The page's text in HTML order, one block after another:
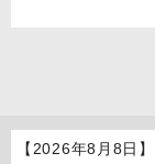
【2026年8月8日】